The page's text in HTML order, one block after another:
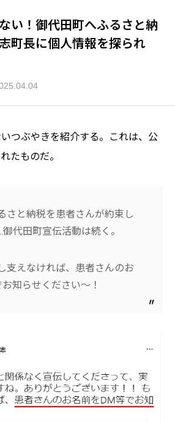
い！御代田町へふるさと納
町長に個人情報を探られ
つぶやきを紹介する。これは、公
たものだ。
さと納税を患者さんが約束し
代田町宣伝活動は続く。
支えなければ、患者さんのお
知らせください～！